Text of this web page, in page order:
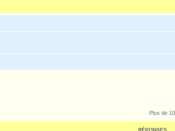
Plus de
RÉPONSES